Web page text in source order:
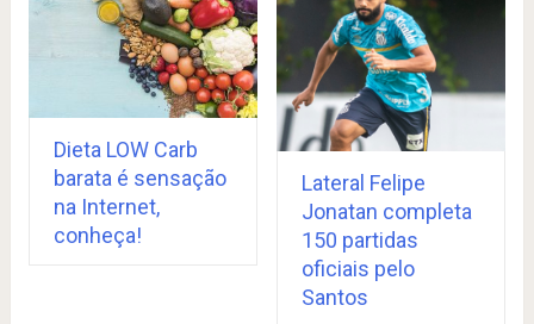
Dieta LOW Carb
barata é sensação
na Internet,
conheça!
Lateral Felipe
Jonatan completa
150 partidas
oficiais pelo
Santos